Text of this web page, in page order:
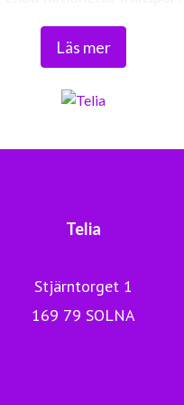
Läs mer
smartare och mer
Telia
Stjärntorget 1
169 79 SOLNA